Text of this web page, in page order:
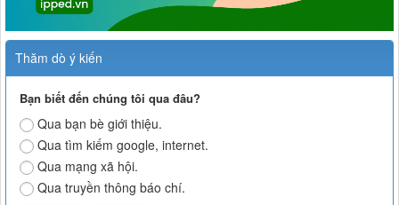
Thăm dò ý kiến
Bạn biết đến chúng tôi qua đâu?
Qua bạn bè giới thiệu.
Qua tìm kiếm google, internet.
Qua mạng xã hội.
Qua truyền thông báo chí.